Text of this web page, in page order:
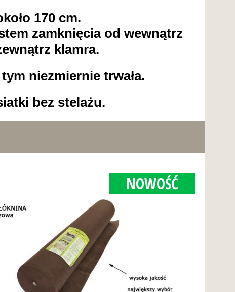
170 cm.
zamknięcia od wewnątrz
klamra.
niezmiernie trwała.
bez stelażu.
NOWOŚĆ